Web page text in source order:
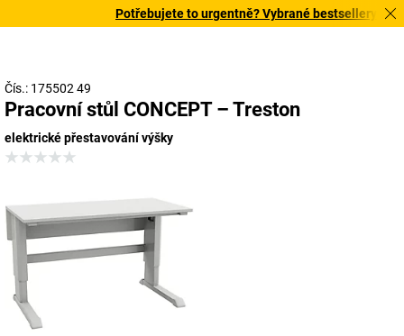
Potřebujete to urgentně? Vybrané bestsellery
Čís.: 175502 49
Pracovní stůl CONCEPT – Treston
elektrické přestavování výšky